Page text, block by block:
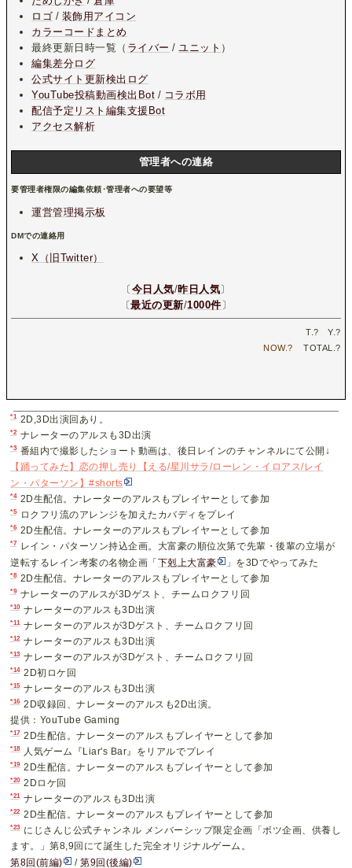
ロゴ / 装飾用アイコン
カラーコードまとめ
最終更新日時一覧（ ライバー /ユニット ）
編集差分ログ
公式サイト更新検出ログ
YouTube投稿動画検出Bot / コラボ用
配信予定リスト編集支援Bot
アクセス解析
管理者への連絡
要管理者権限の編集依頼･管理者への要望等
運営管理掲示板
DMでの連絡用
X（旧Twitter）
〔今日人気/昨日人気〕
〔最近の更新/1000件〕
T.? Y.?
NOW.? TOTAL.?
*1 2D,3D出演回あり。
*2 ナレーターのアルスも3D出演
*3 番組内で撮影したショート動画は、後日レインのチャンネルにて公開↓
【踊ってみた】恋の押し売り【える/星川サラ/ローレン・イロアス/レイ
ン・パターソン】#shorts
*4 2D生配信。ナレーターのアルスもプレイヤーとして参加
*5 ロクフリ流のアレンジを加えたカバディをプレイ
*6 2D生配信。ナレーターのアルスもプレイヤーとして参加
*7 レイン・パターソン持込企画。大富豪の順位次第で先輩・後輩の立場が
逆転するレイン考案の名物企画「下剋上大富豪 」を3Dでやってみた
*8 2D生配信。ナレーターのアルスもプレイヤーとして参加
*9 ナレーターのアルスが3Dゲスト、チームロクフリ回
*10 ナレーターのアルスも3D出演
*11 ナレーターのアルスが3Dゲスト、チームロクフリ回
*12 ナレーターのアルスも3D出演
*13 ナレーターのアルスが3Dゲスト、チームロクフリ回
*14 2D初ロケ回
*15 ナレーターのアルスも3D出演
*16 2D収録回、ナレーターのアルスも2D出演。
提供：YouTube Gaming
*17 2D生配信。ナレーターのアルスもプレイヤーとして参加
*18 人気ゲーム『Liar's Bar』をリアルでプレイ
*19 2D生配信。ナレーターのアルスもプレイヤーとして参加
*20 2Dロケ回
*21 ナレーターのアルスも3D出演
*22 2D生配信。ナレーターのアルスもプレイヤーとして参加
*23 にじさんじ公式チャンネル メンバーシップ限定企画「ボツ企画、供養し
ます。」第8,9回にて誕生した完全オリジナルゲーム。
第8回(前編)
/第9回(後編)